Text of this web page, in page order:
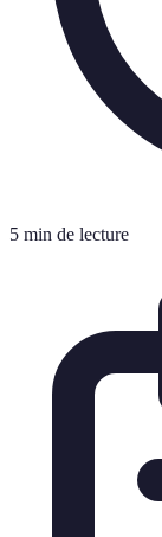
5 min de lecture